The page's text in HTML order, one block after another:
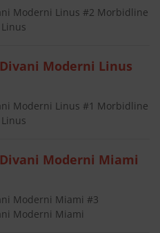
Moderni Linus #2 Morbidline
Moderni Linus
Moderni Linus #1 Morbidline
Moderni Miami
Moderni Miami #3
Moderni Miami